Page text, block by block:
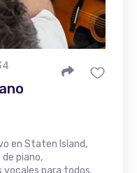
en Staten Island,
piano,
para todos.